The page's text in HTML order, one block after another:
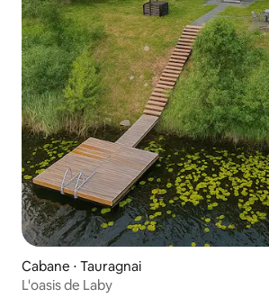
Cabane ⋅ Tauragnai
L'oasis de Laby